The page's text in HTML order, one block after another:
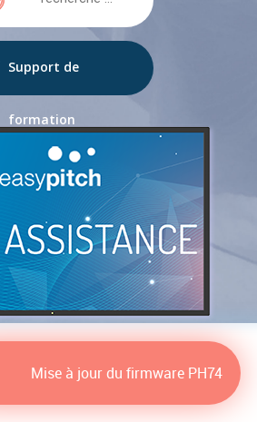
Support de
formation
Mise à jour du firmware PH74